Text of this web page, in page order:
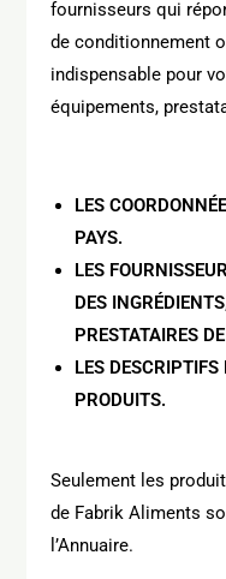
fournisseurs qui
de conditionnement
indispensable pour
équipements,
LES
PAYS.
LES
DES
PRESTATAIRES
LES DESCRIPTIFS
PRODUITS.
Seulement les
de Fabrik Aliments
l’Annuaire.